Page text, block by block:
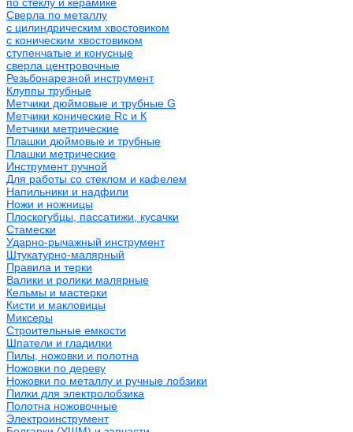
Сверла по металлу
c цилиндрическим хвостовиком
c коническим хвостовиком
cтупенчатые и конусные
сверла центровочные
Резьбонарезной инструмент
Клуппы трубные
Метчики дюймовые и трубные G
Метчики конические Rc и К
Метчики метрические
Плашки дюймовые и трубные
Плашки метрические
Инструмент ручной
Для работы со стеклом и кафелем
Напильники и надфили
Ножи и ножницы
Плоскогубцы, пассатижи, кусачки
Стамески
Ударно-рычажный инструмент
Штукатурно-малярный
Правила и терки
Валики и ролики малярные
Кельмы и мастерки
Кисти и макловицы
Миксеры
Строительные емкости
Шпатели и гладилки
Пилы, ножовки и полотна
Ножовки по дереву
Ножовки по металлу и ручные лобзики
Пилки для электролобзика
Полотна ножовочные
Электроинструмент